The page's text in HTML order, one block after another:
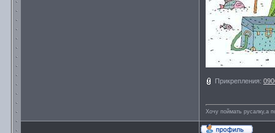
Прикрепления:
Хочу поймать русалку,а